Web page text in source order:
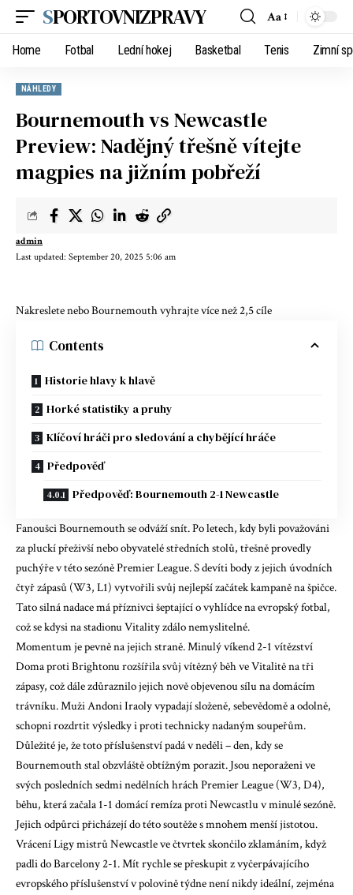
SPORTOVNIZPRAVY Aa
Home Fotbal Lední hokej Basketbal Tenis Zimní
NÁHLEDY
Bournemouth vs Newcastle
Preview: Nadějný třešně vítejte
magpies na jižním pobřeží
Last updated: September 20, 2025 5:06 am
admin
Nakreslete nebo Bournemouth vyhrajte více než 2,5 cíle
Contents
Historie hlavy k hlavě
Horké statistiky a pruhy
Klíčoví hráči pro sledování a chybějící hráče
Předpověď
Předpověď: Bournemouth 2-1 Newcastle
Fanoušci Bournemouth se odváží snít. Po letech, kdy byli považováni
za pluckí přeživší nebo obyvatelé středních stolů, třešně provedly
puchýře v této sezóně Premier League. S devíti body z jejich úvodních
čtyř zápasů (W3, L1) vytvořili svůj nejlepší začátek kampaně na špičce.
Tato silná nadace má příznivci šeptající o vyhlídce na evropský fotbal,
což se kdysi na stadionu Vitality zdálo nemyslitelné.
Momentum je pevně na jejich straně. Minulý víkend2-1 vítězství
Doma proti Brightonu rozšířila svůj vítězný běh ve Vitalitě na tři
zápasy, což dále zdůraznilo jejich nově objevenou sílu na domácím
trávníku. Muži Andoni Iraoly vypadají složeně, sebevědomě a odolně,
schopni rozdrtit výsledky i proti technicky nadaným soupeřům.
Důležité je, že toto příslušenství padá v neděli – den, kdy se
Bournemouth stal obzvláště obtížným porazit. Jsou neporaženi ve
svých posledních sedmi nedělních hrách Premier League (W3, D4),
běhu, která začala 1-1 domácí remíza proti Newcastlu v minulé sezóně.
Jejich odpůrci přicházejí do této soutěže s mnohem menší jistotou.
Vrácení Ligy mistrů Newcastle ve čtvrtek skončilo zklamáním, když
padli do Barcelony 2-1. Mít rychle se přeskupit z vyčerpávajícího
evropského příslušenství v polovině týdne není nikdy ideální, zejména